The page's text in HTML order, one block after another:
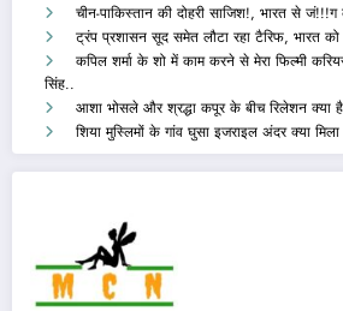
चीन-पाकिस्तान की दोहरी साजिश!, भारत से जं!!!ग
ट्रंप प्रशासन सूद समेत लौटा रहा टैरिफ, भारत को
कपिल शर्मा के शो में काम करने से मेरा फिल्मी
सिंह..
आशा भोसले और श्रद्धा कपूर के बीच रिलेशन
शिया मुस्लिमों के गांव घुसा इजराइल अंदर क्या